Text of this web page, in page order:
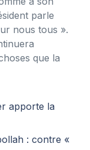
parle
nous tous ».
que la
apporte la
: contre «